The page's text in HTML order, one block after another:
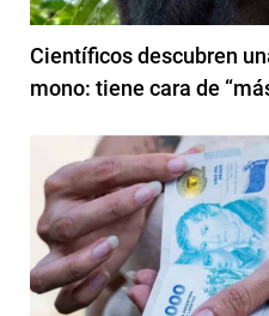
Científicos descubren
mono: tiene cara de